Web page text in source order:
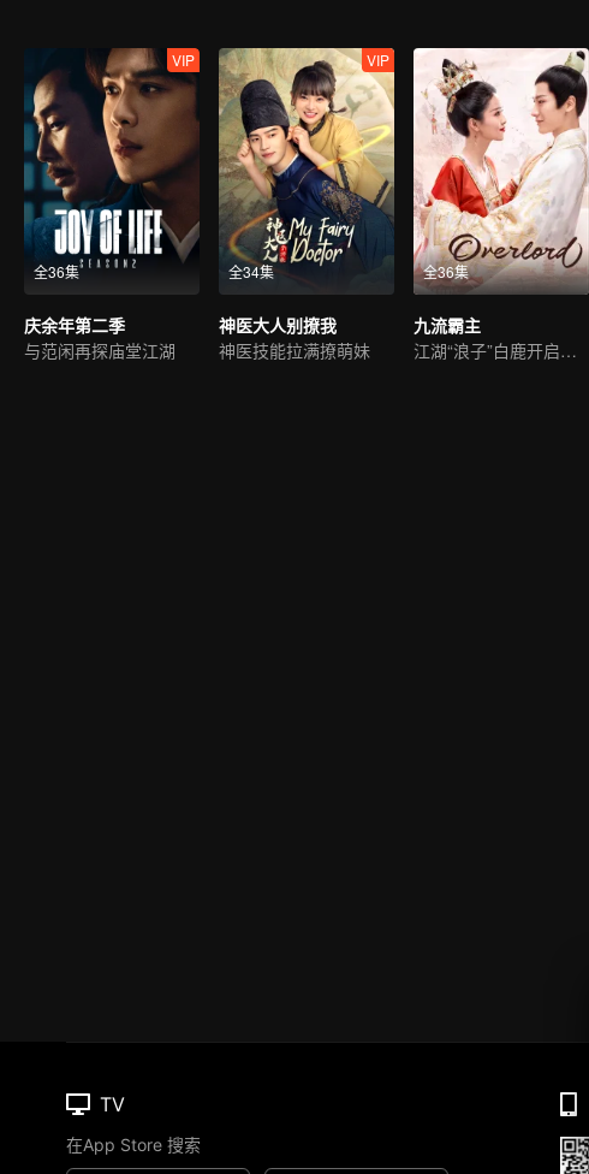
全36集
VIP
庆余年第二季
与范闲再探庙堂江湖
全34集
VIP
神医大人别撩我
神医技能拉满撩萌妹
全36集
九流霸主
江湖“浪子”白鹿开启追夫路
TV
在App Store 搜索